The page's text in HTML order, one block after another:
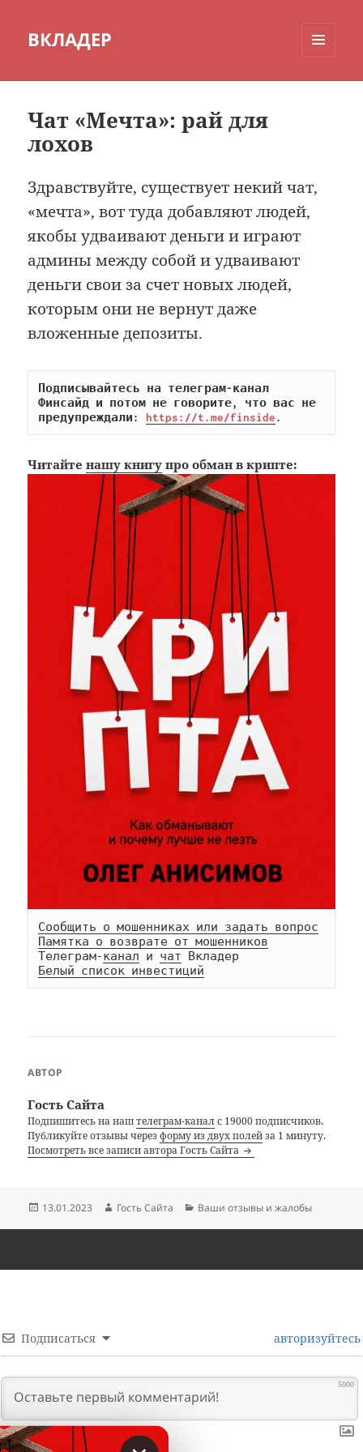
ВКЛАДЕР
Чат «Мечта»: рай для
лохов
Здравствуйте, существует некий чат,
«мечта», вот туда добавляют людей,
якобы удваивают деньги и играют
админы между собой и удваивают
деньги свои за счет новых людей,
которым они не вернут даже
вложенные депозиты.
Подписывайтесь на телеграм-канал
Финсайд и потом не говорите, что вас не
предупреждали: https://t.me/finside.
Читайтенашу книгу про обман в крипте:
Сообщить о мошенниках или задать вопрос
Памятка о возврате от мошенников
Телеграм-канал и чат
Белый список инвестиций
АВТОР
Гость Сайта
Подпишитесь на наштелеграм-каналс 19000 подписчиков.
Публикуйте отзывы черезформу из двух полейза 1 минуту.
Посмотреть все записи автора Гость Сайта
Опубликовано
13.01.2023 Автор
Гость Сайта Рубрики
Ваши отзывы и жалобы
Подписаться авторизуйтесь
5000